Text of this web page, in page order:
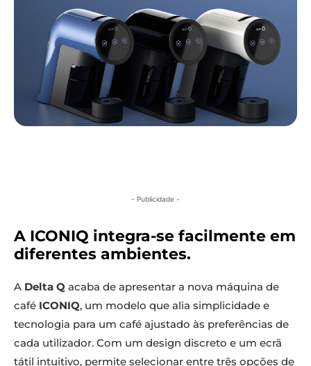
- Publicidade -
A ICONIQ integra-se facilmente em
diferentes ambientes.
A Delta Q acaba de apresentar a nova máquina de
café ICONIQ, um modelo que alia simplicidade e
tecnologia para um café ajustado às preferências de
cada utilizador. Com um design discreto e um ecrã
tátil intuitivo, permite selecionar entre três opções de